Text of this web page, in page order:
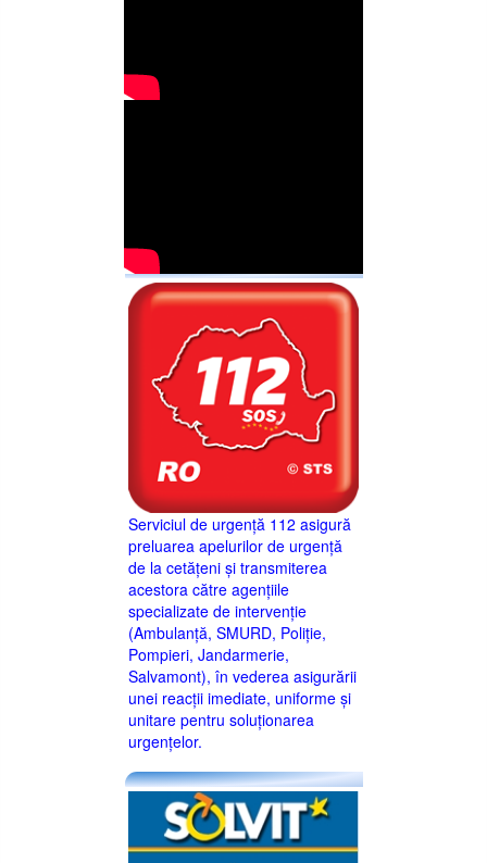
Serviciul de urgență 112 asigură
preluarea apelurilor de urgență
de la cetățeni și transmiterea
acestora către agențiile
specializate de intervenție
(Ambulanță, SMURD, Poliție,
Pompieri, Jandarmerie,
Salvamont), în vederea asigurării
unei reacții imediate, uniforme și
unitare pentru soluționarea
urgențelor.